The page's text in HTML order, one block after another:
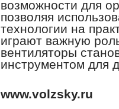
возможности для
позволяя
технологии на
играют важную
вентиляторы
инструментом для
www.volzsky.ru